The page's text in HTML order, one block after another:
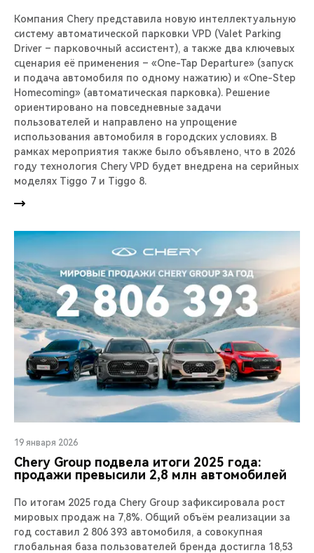
Компания Chery представила новую интеллектуальную
систему автоматической парковки VPD (Valet Parking
Driver – парковочный ассистент), а также два ключевых
сценария её применения – «One-Tap Departure» (запуск
и подача автомобиля по одному нажатию) и «One-Step
Homecoming» (автоматическая парковка). Решение
ориентировано на повседневные задачи
пользователей и направлено на упрощение
использования автомобиля в городских условиях. В
рамках мероприятия также было объявлено, что в 2026
году технология Chery VPD будет внедрена на серийных
моделях Tiggo 7 и Tiggo 8.
19 января 2026
Chery Group подвела итоги 2025 года:
продажи превысили 2,8 млн автомобилей
По итогам 2025 года Chery Group зафиксировала рост
мировых продаж на 7,8%. Общий объём реализации за
год составил 2 806 393 автомобиля, а совокупная
глобальная база пользователей бренда достигла 18,53